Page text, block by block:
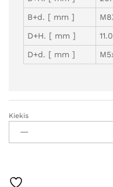
B+d. [ mm ]
D+H. [ mm ]
D+d. [ mm ]
GDB139483
Autostarteris
Kiekis